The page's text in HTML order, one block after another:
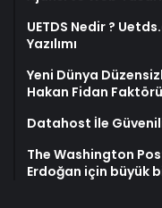
UETDS Nedir ?
Yazılımı
Yeni Dünya
Hakan Fidan Faktörü
Datahost İle
The Washington
Erdoğan için büyük